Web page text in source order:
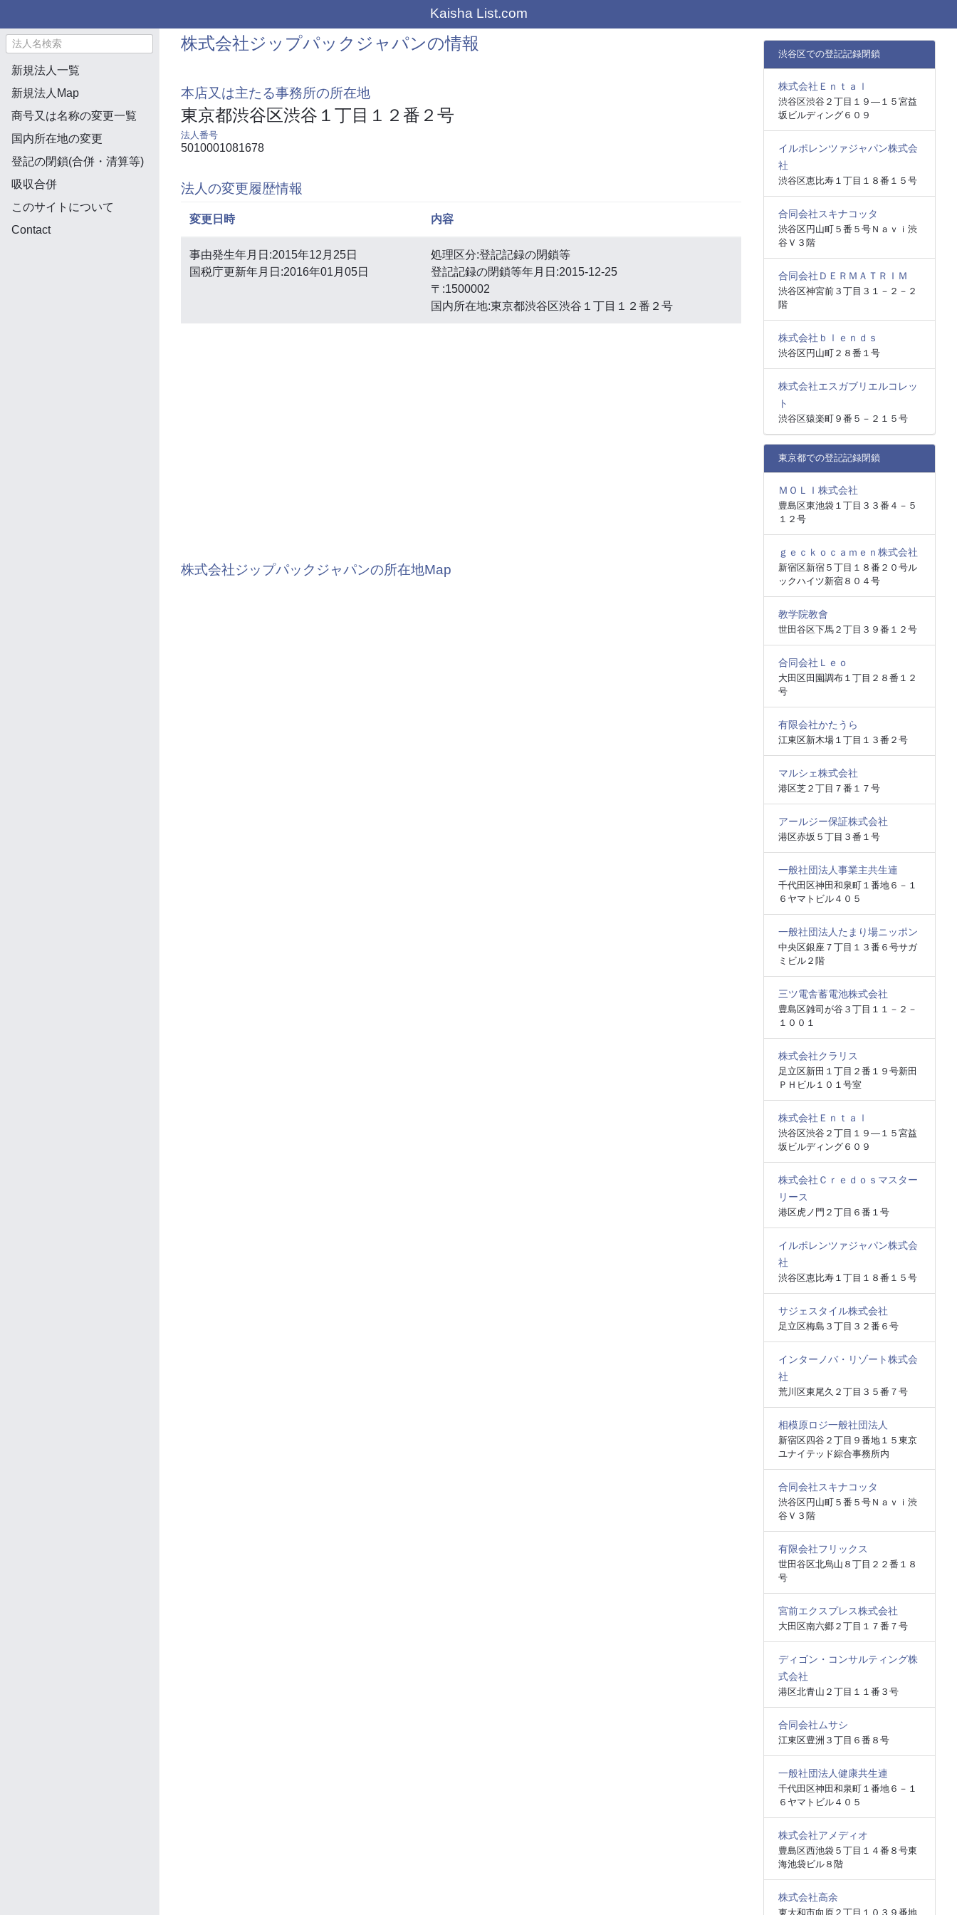
Kaisha List.com
新規法人一覧
新規法人Map
商号又は名称の変更一覧
国内所在地の変更
登記の閉鎖(合併・清算等)
吸収合併
このサイトについて
Contact
株式会社ジップパックジャパンの情報
本店又は主たる事務所の所在地
東京都渋谷区渋谷１丁目１２番２号
法人番号
5010001081678
法人の変更履歴情報
変更日時 内容
事由発生年月日:2015年12月25日
国税庁更新年月日:2016年01月05日
処理区分:登記記録の閉鎖等
登記記録の閉鎖等年月日:2015-12-25
〒:1500002
国内所在地:東京都渋谷区渋谷１丁目１２番２号
株式会社ジップパックジャパンの所在地Map
渋谷区での登記記録閉鎖
株式会社Ｅｎｔａｌ
渋谷区渋谷２丁目１９―１５宮益
坂ビルディング６０９
イルポレンツァジャパン株式会
社
渋谷区恵比寿１丁目１８番１５号
合同会社スキナコッタ
渋谷区円山町５番５号Ｎａｖｉ渋
谷Ｖ３階
合同会社ＤＥＲＭＡＴＲＩＭ
渋谷区神宮前３丁目３１－２－２
階
株式会社ｂｌｅｎｄｓ
渋谷区円山町２８番１号
株式会社エスガブリエルコレッ
ト
渋谷区猿楽町９番５－２１５号
東京都での登記記録閉鎖
ＭＯＬＩ株式会社
豊島区東池袋１丁目３３番４－５
１２号
ｇｅｃｋｏｃａｍｅｎ株式会社
新宿区新宿５丁目１８番２０号ル
ックハイツ新宿８０４号
教学院教會
世田谷区下馬２丁目３９番１２号
合同会社Ｌｅｏ
大田区田園調布１丁目２８番１２
号
有限会社かたうら
江東区新木場１丁目１３番２号
マルシェ株式会社
港区芝２丁目７番１７号
アールジー保証株式会社
港区赤坂５丁目３番１号
一般社団法人事業主共生連
千代田区神田和泉町１番地６－１
６ヤマトビル４０５
一般社団法人たまり場ニッポン
中央区銀座７丁目１３番６号サガ
ミビル２階
三ツ電舎蓄電池株式会社
豊島区雑司が谷３丁目１１－２－
１００１
株式会社クラリス
足立区新田１丁目２番１９号新田
ＰＨビル１０１号室
株式会社Ｅｎｔａｌ
渋谷区渋谷２丁目１９―１５宮益
坂ビルディング６０９
株式会社Ｃｒｅｄｏｓマスター
リース
港区虎ノ門２丁目６番１号
イルポレンツァジャパン株式会
社
渋谷区恵比寿１丁目１８番１５号
サジェスタイル株式会社
足立区梅島３丁目３２番６号
インターノバ・リゾート株式会
社
荒川区東尾久２丁目３５番７号
相模原ロジ一般社団法人
新宿区四谷２丁目９番地１５東京
ユナイテッド綜合事務所内
合同会社スキナコッタ
渋谷区円山町５番５号Ｎａｖｉ渋
谷Ｖ３階
有限会社フリックス
世田谷区北烏山８丁目２２番１８
号
宮前エクスプレス株式会社
大田区南六郷２丁目１７番７号
ディゴン・コンサルティング株
式会社
港区北青山２丁目１１番３号
合同会社ムサシ
江東区豊洲３丁目６番８号
一般社団法人健康共生連
千代田区神田和泉町１番地６－１
６ヤマトビル４０５
株式会社アメディオ
豊島区西池袋５丁目１４番８号東
海池袋ビル８階
株式会社高余
東大和市向原２丁目１０３９番地